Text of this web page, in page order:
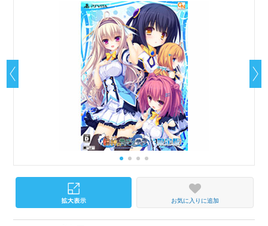
お気に入りに追加